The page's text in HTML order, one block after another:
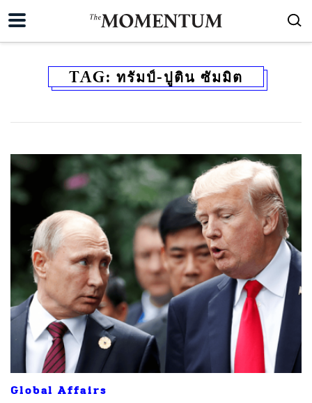
TAG: ทรัมป์-ปูติน ซัมมิต
Global Affairs
ค้นหา
SHARE TWEET EMAIL